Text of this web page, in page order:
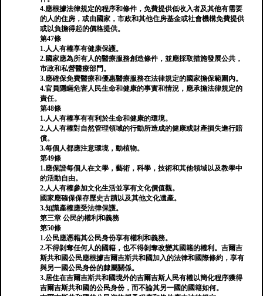
4.應根據法律規定的程序和條件，免費提供低收入者及其他有需要
的人的住房，或由國家，市政和其他住房基金或社會機構免費提供
或以負擔得起的價格提供。
第47條
1.人人有權享有健康保護。
2.國家應為所有人的醫療服務創造條件，並應採取措施發展公共，
市政和私營醫療部門。
3.應確保免費醫療和優惠醫療服務在法律規定的國家擔保範圍內。
4.官員隱瞞危害人民生命和健康的事實和情況，應承擔法律規定的
責任。
第48條
1.人人有權享有有利於生命和健康的環境。
2.人人有權對自然管理領域的行動所造成的健康或財產損失進行賠
償。
3.每個人都應注意環境，動植物。
第49條
1.應保證每個人在文學，藝術，科學，技術和其他領域以及教學中
的活動自由。
2.人人有權參加文化生活並享有文化價值觀。
國家應確保保存歷史古蹟以及其他文化遺產。
3.知識產權應受法律保護。
第三章 公民的權利和義務
第50條
1.公民應憑藉其公民身份享有權利和義務。
2.不得剝奪任何人的國籍，也不得剝奪改變其國籍的權利。吉爾吉
斯共和國公民應根據吉爾吉斯共和國加入的法律和國際條約，享有
與另一國公民身份的隸屬關係。
3.居住在吉爾吉斯共和國境外的吉爾吉斯人民有權以簡化程序獲得
吉爾吉斯共和國的公民身份，而不論其另一國的國籍如何。